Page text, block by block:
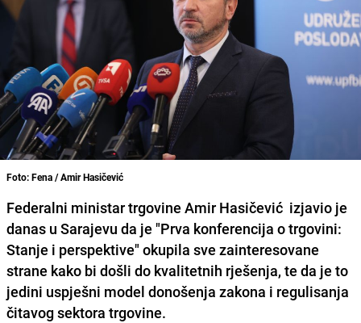
Foto: Fena / Amir Hasičević
Federalni ministar trgovine Amir Hasičević izjavio je
danas u Sarajevu da je "Prva konferencija o trgovini:
Stanje i perspektive" okupila sve zainteresovane
strane kako bi došli do kvalitetnih rješenja, te da je to
jedini uspješni model donošenja zakona i regulisanja
čitavog sektora trgovine.